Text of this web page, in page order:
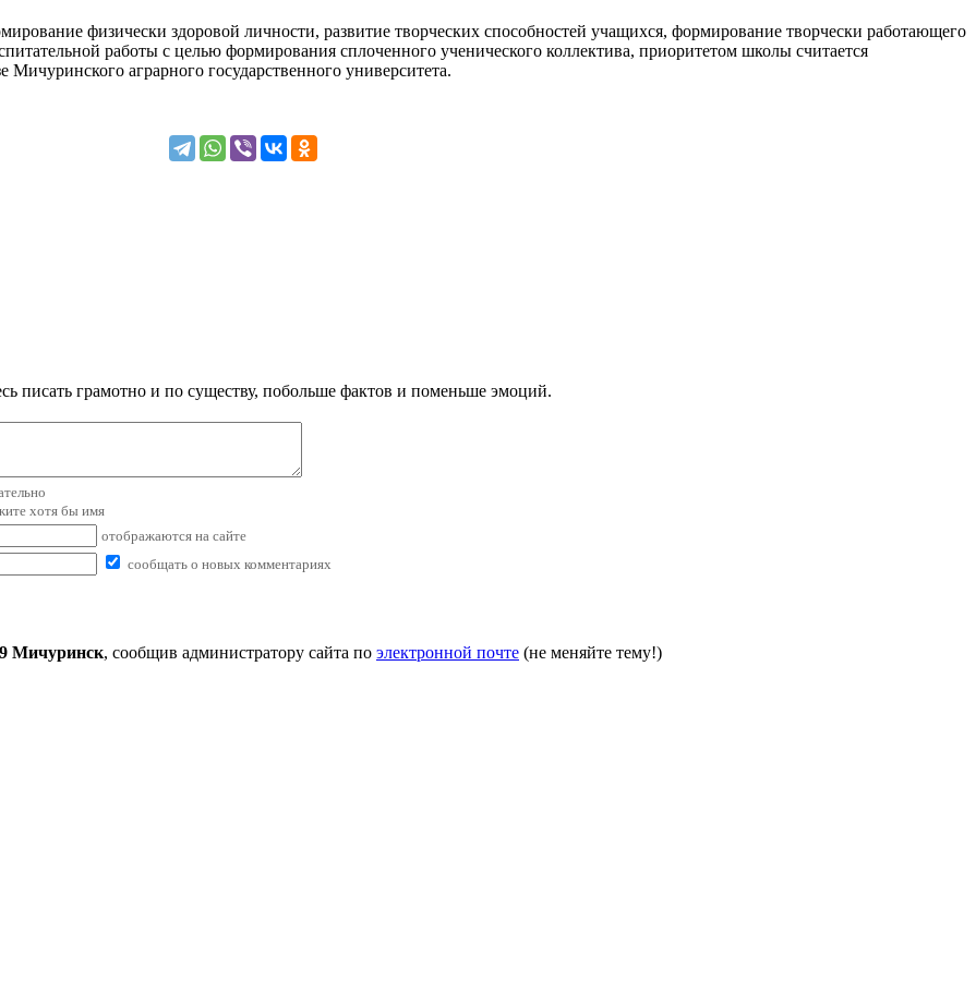
физически здоровой личности, развитие творческих способностей учащихся, формирование творчески работающего
работы с целью формирования сплоченного ученического коллектива, приоритетом школы считается
Мичуринского аграрного государственного университета.
писать грамотно и по существу, побольше фактов и поменьше эмоций.
хотя бы имя
отображаются на сайте
сообщать о новых комментариях
Мичуринск, сообщив администратору сайта по электронной почте (не меняйте тему!)